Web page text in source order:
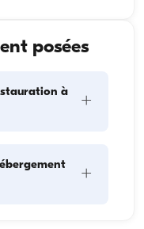
posées
à
+
et la
les
+